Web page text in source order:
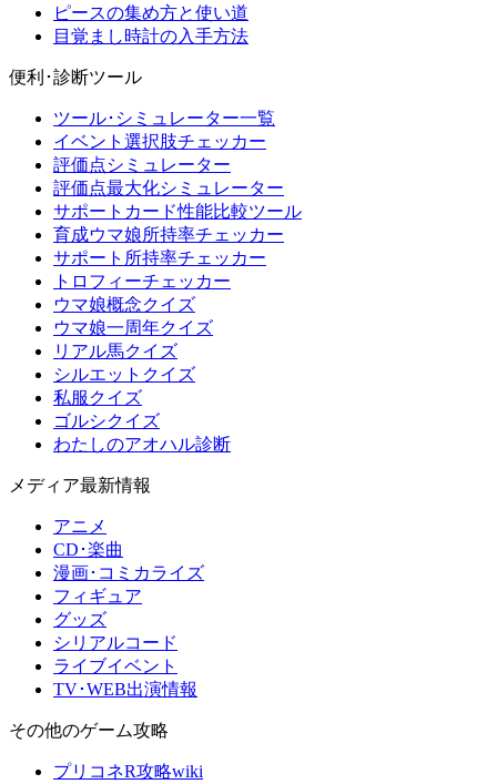
ピースの集め方と使い道
目覚まし時計の入手方法
便利･診断ツール
ツール･シミュレーター一覧
イベント選択肢チェッカー
評価点シミュレーター
評価点最大化シミュレーター
サポートカード性能比較ツール
育成ウマ娘所持率チェッカー
サポート所持率チェッカー
トロフィーチェッカー
ウマ娘概念クイズ
ウマ娘一周年クイズ
リアル馬クイズ
シルエットクイズ
私服クイズ
ゴルシクイズ
わたしのアオハル診断
メディア最新情報
アニメ
CD･楽曲
漫画･コミカライズ
フィギュア
グッズ
シリアルコード
ライブイベント
TV･WEB出演情報
その他のゲーム攻略
プリコネR攻略wiki